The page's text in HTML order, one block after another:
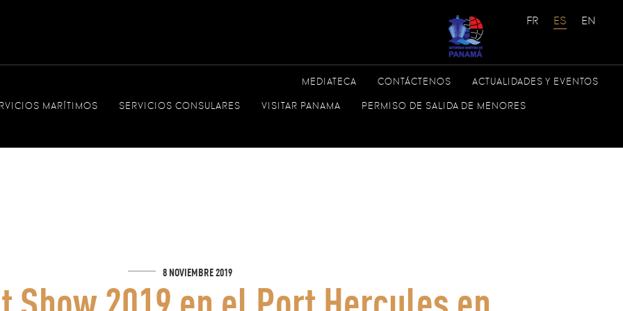
ACTUALIDADES Y EVENTOS
CONTÁCTENOS
MEDIATECA
MARÍTIMOS SERVICIOS CONSULARES VISITAR PANAMA PERMISO DE SALIDA DE MENORES
8 NOVIEMBRE 2019